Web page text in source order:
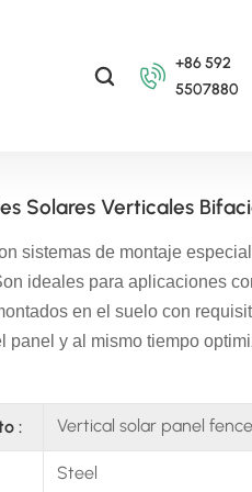
+86 592
5507880
Solares Verticales
sistemas de montaje
ideales para aplicaciones
en el suelo con
panel y al mismo tiempo
: Vertical solar panel
Steel